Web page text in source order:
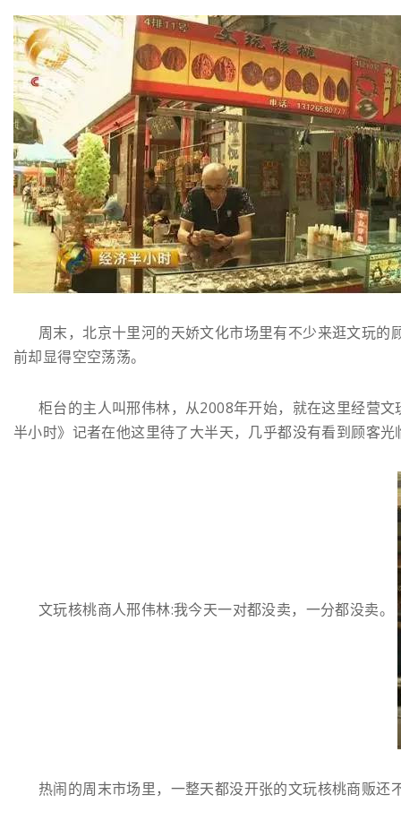
周末，北京十里河的天娇文化市场里有不少来逛文玩的
前却显得空空荡荡。
柜台的主人叫邢伟林，从2008年开始，就在这里经营文
半小时》记者在他这里待了大半天，几乎都没有看到顾客光
文玩核桃商人邢伟林:我今天一对都没卖，一分都没卖。
热闹的周末市场里，一整天都没开张的文玩核桃商贩还